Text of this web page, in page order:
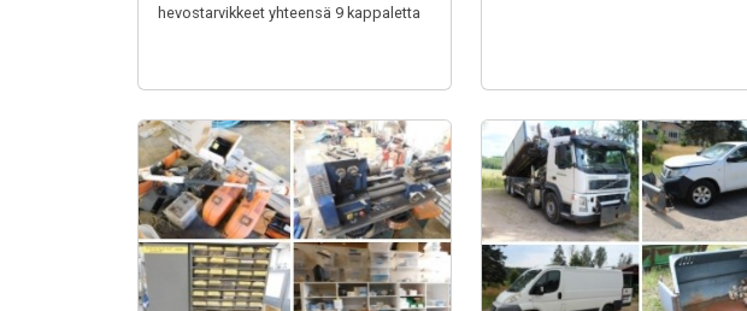
hevostarvikkeet yhteensä 9 kappaletta